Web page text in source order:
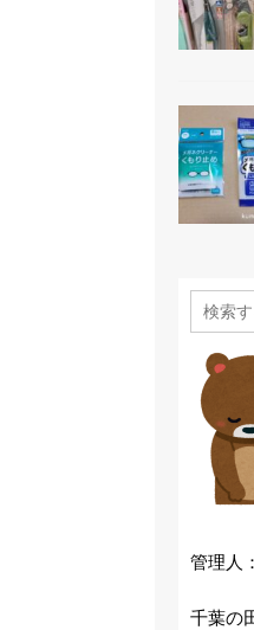
管理人
千葉の